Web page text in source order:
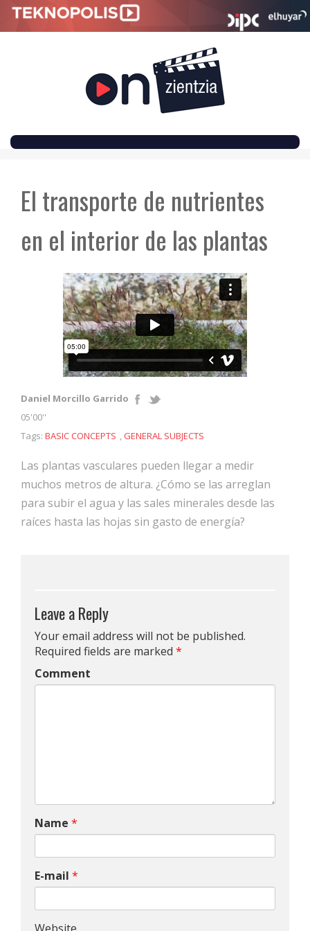
CONTENT
El transporte de nutrientes
en el interior de las plantas
Daniel Morcillo Garrido
05'00''
Tags: BASIC CONCEPTS , GENERAL SUBJECTS
Las plantas vasculares pueden llegar a medir
muchos metros de altura. ¿Cómo se las arreglan
para subir el agua y las sales minerales desde las
raíces hasta las hojas sin gasto de energía?
Leave a Reply
Your email address will not be published.
Required fields are marked *
Comment
Name *
E-mail *